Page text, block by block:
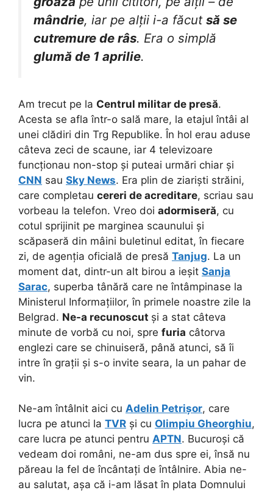
mândrie, iar pe alții i-a făcut să se
cutremure de râs. Era o simplă
glumă de 1 aprilie.
Am trecut pe la Centrul militar de presă.
Acesta se afla într-o sală mare, la etajul întâi al
unei clădiri din Trg Republike. În hol erau aduse
câteva zeci de scaune, iar 4 televizoare
funcționau non-stop și puteai urmări chiar și
CNN sau Sky News. Era plin de ziariști străini,
care completau cereri de acreditare, scriau sau
vorbeau la telefon. Vreo doi adormiseră, cu
cotul sprijinit pe marginea scaunului și
scăpaseră din mâini buletinul editat, în fiecare
zi, de agenția oficială de presă Tanjug. La un
moment dat, dintr-un alt birou a ieșit Sanja
Sarac, superba tânără care ne întâmpinase la
Ministerul Informațiilor, în primele noastre zile la
Belgrad. Ne-a recunoscut și a stat câteva
minute de vorbă cu noi, spre furia câtorva
englezi care se chinuiseră, până atunci, să îi
intre în grații și s-o invite seara, la un pahar de
vin.
Ne-am întâlnit aici cu Adelin Petrișor, care
lucra pe atunci la TVR și cu Olimpiu Gheorghiu,
care lucra pe atunci pentru APTN. Bucuroși că
vedeam doi români, ne-am dus spre ei, însă nu
păreau la fel de încântați de întâlnire. Abia ne-
au salutat, așa că i-am lăsat în plata Domnului